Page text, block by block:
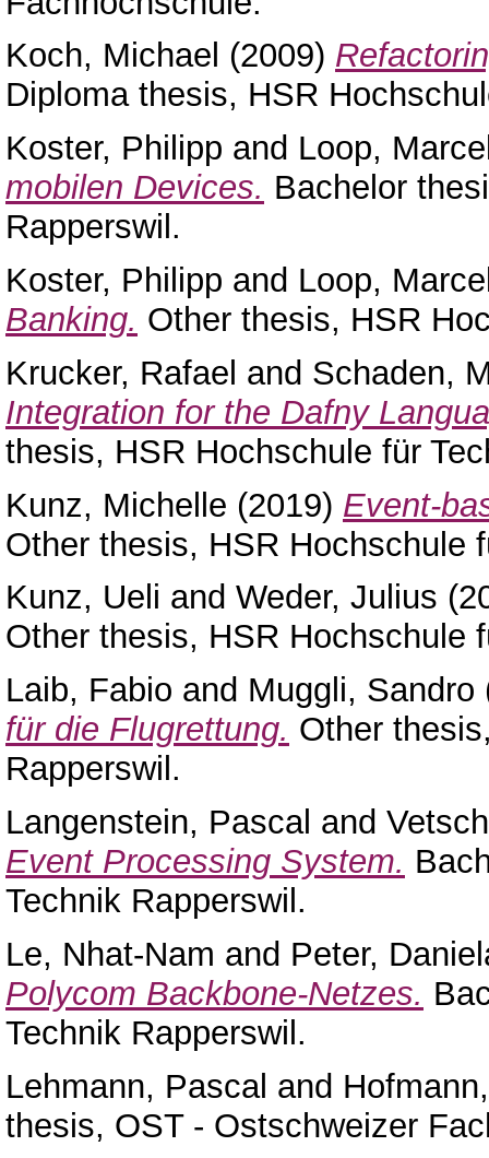
Koch, Michael (2009)
Diploma thesis, HSR
Koster, Philipp and Loop,
mobilen Devices. Bachelor
Rapperswil.
Koster, Philipp and Loop,
Banking. Other thesis, HSR
Krucker, Rafael and Schaden,
Integration for the Dafny
thesis, HSR Hochschule für
Kunz, Michelle (2019) Event-
Other thesis, HSR Hochschule
Kunz, Ueli and Weder, Julius
Other thesis, HSR Hochschule
Laib, Fabio and Muggli, Sandro
für die Flugrettung. Other
Rapperswil.
Langenstein, Pascal and
Event Processing System.
Technik Rapperswil.
Le, Nhat-Nam and Peter,
Polycom Backbone-Netzes.
Technik Rapperswil.
Lehmann, Pascal and
thesis, OST - Ostschweizer